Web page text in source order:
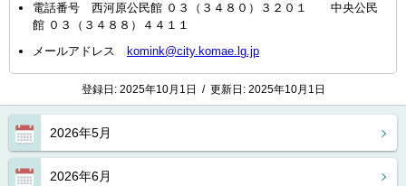
2026年5月
2026年6月
電話番号 西河原公民館 ０３（３４８０）３２０１ 中央公民
館 ０３（３４８８）４４１１
メールアドレス
komink@city.komae.lg.jp
登録日: 2025年10月1日 / 更新日: 2025年10月1日